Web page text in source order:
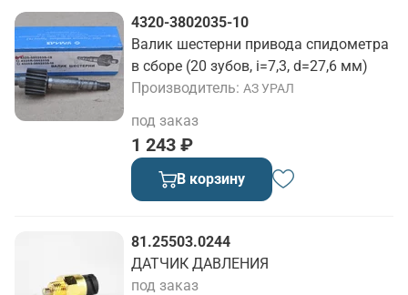
4320-3802035-10
Валик шестерни привода спидометра
в сборе (20 зубов, i=7,3, d=27,6 мм)
Производитель АЗ УРАЛ
1 243 ₽
под заказ
В корзину
81.25503.0244
ДАТЧИК ДАВЛЕНИЯ
под заказ